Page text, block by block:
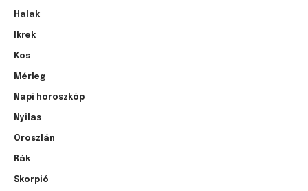
Halak
Ikrek
Kos
Mérleg
Napi horoszkóp
Nyilas
Oroszlán
Rák
Skorpió